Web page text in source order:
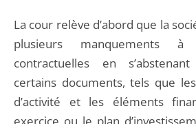
La cour relève d’abord que la
plusieurs manquements à
contractuelles en
certains documents, tels que
d’activité et les éléments